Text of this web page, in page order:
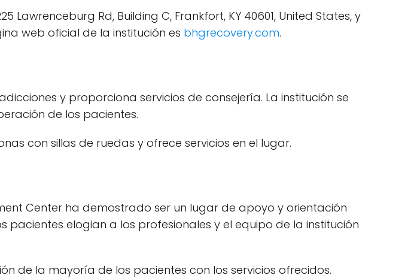
Rd, Building C, Frankfort, KY 40601, United States, y
web oficial de la institución es bhgrecovery.com.
y proporciona servicios de consejería. La institución se
de los pacientes.
con sillas de ruedas y ofrece servicios en el lugar.
Center ha demostrado ser un lugar de apoyo y orientación
elogian a los profesionales y el equipo de la institución
de la mayoría de los pacientes con los servicios ofrecidos.